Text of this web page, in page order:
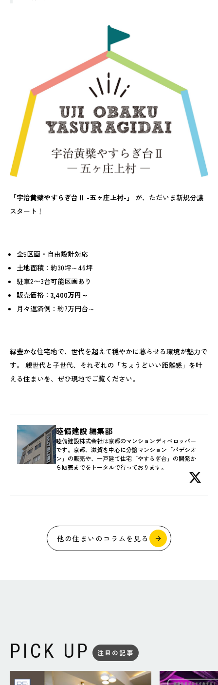
「宇治黄檗やすらぎ台Ⅱ -五ヶ庄上村-」
が、ただいま新規分譲
スタート！
全5区画・自由設計対応
土地面積：約30坪～46坪
駐車2〜3台可能区画あり
販売価格： 3,400万円～
月々返済例：約7万円台～
緑豊かな住宅地で、世代を超えて穏やかに暮らせる環境が魅力で
す。 親世代と子世代、それぞれの「ちょうどいい距離感」を叶
える住まいを、ぜひ現地でご覧ください。
睦備建設 編集部
睦備建設株式会社は京都のマンションディベロッパー
です。京都、滋賀を中心に分譲マンション「パデシオ
ン」の販売や、一戸建て住宅「やすらぎ台」の開発か
ら販売までをトータルで行っております。
他の住まいのコラムを見る
PICK UP 注目の記事